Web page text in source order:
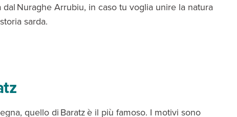
Nuraghe Arrubiu, in caso tu voglia unire la natura
sarda.
quello di Baratz è il più famoso. I motivi sono